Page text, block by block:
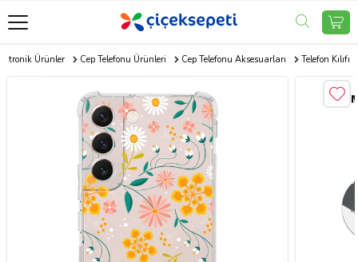
Ürünler Cep Telefonu Ürünleri Cep Telefonu Aksesuarları Telefon Kılıfı